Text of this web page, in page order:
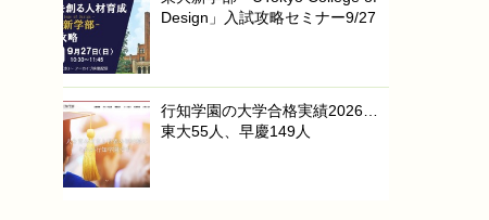
Design」入試攻略セミナー9/27
行知学園の大学合格実績2026…
東大55人、早慶149人